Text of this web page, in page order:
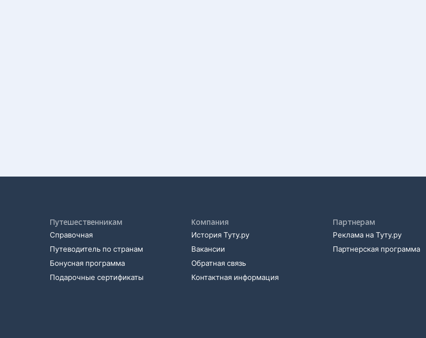
Путешественникам
Справочная
Путеводитель по странам
Бонусная программа
Подарочные сертификаты
Компания
История Туту.ру
Вакансии
Обратная связь
Контактная информация
Партнерам
Реклама на Туту.ру
Партнерская программа